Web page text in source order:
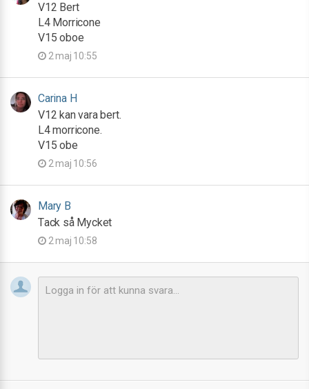
V12 Bert
L4 Morricone
V15 oboe
2 maj 10:55
Carina H
V12 kan vara bert.
L4 morricone.
V15 obe
2 maj 10:56
Mary B
Tack så Mycket
2 maj 10:58